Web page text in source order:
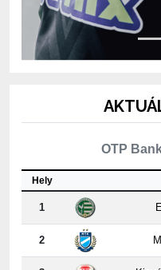
OTP
1
2
3